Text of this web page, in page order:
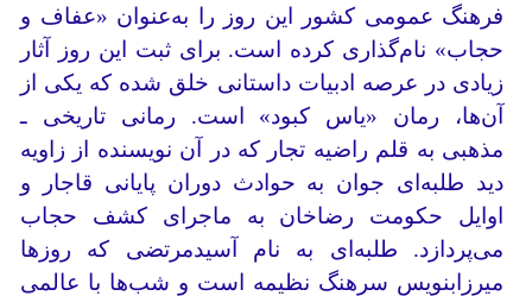
فرهنگ عمومی کشور این روز را به‌عنوان «عفاف و
حجاب» نام‌گذاری کرده است. برای ثبت این روز آثار
زیادی در عرصه ادبیات داستانی خلق شده که یکی از
آن‌ها، رمان «یاس کبود» است. رمانی تاریخی ـ
مذهبی به قلم راضیه تجار که در آن نویسنده از زاویه
دید طلبه‌ای جوان به حوادث دوران پایانی قاجار و
اوایل حکومت رضاخان به ماجرای کشف حجاب
می‌پردازد. طلبه‌ای به نام آسیدمرتضی که روزها
میرزابنویس سرهنگ نظیمه است و شب‌ها با عالمی